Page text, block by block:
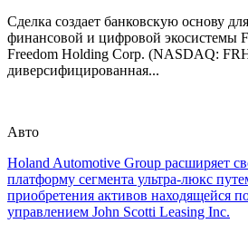
Сделка создает банковскую основу
финансовой и цифровой экосистемы
Freedom Holding Corp. (NASDAQ:
диверсифицированная...
Авто
Holand Automotive Group расширяет
платформу сегмента ультра-люкс
приобретения активов находящейся
управлением John Scotti Leasing Inc.